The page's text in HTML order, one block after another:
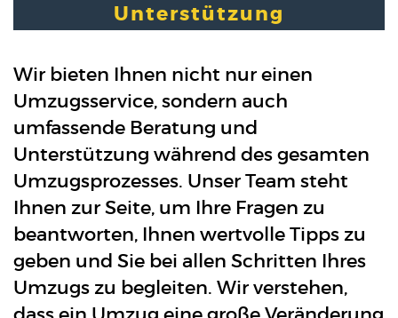
Unterstützung
Wir bieten Ihnen nicht nur einen
Umzugsservice, sondern auch
umfassende Beratung und
Unterstützung während des gesamten
Umzugsprozesses. Unser Team steht
Ihnen zur Seite, um Ihre Fragen zu
beantworten, Ihnen wertvolle Tipps zu
geben und Sie bei allen Schritten Ihres
Umzugs zu begleiten. Wir verstehen,